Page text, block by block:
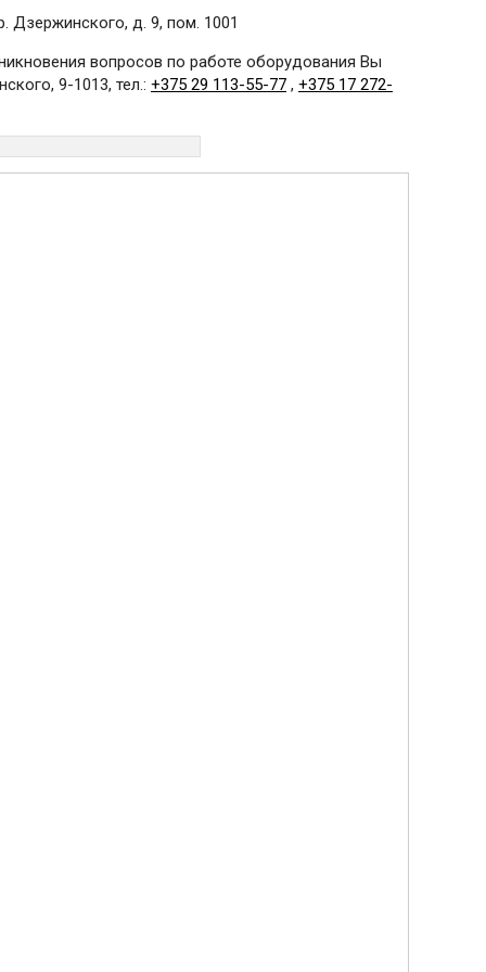
Дзержинского, д. 9, пом. 1001
вопросов по работе оборудования Вы
9-1013, тел.: +375 29 113-55-77 , +375 17 272-